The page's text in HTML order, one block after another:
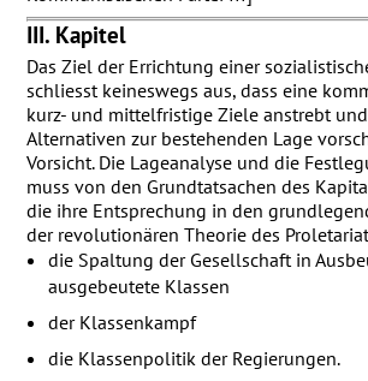
III. Kapitel
Das Ziel der Errichtung einer
schliesst keineswegs aus, dass eine
kurz- und mittelfristige Ziele anstrebt
Alternativen zur bestehenden Lage
Vorsicht. Die Lageanalyse und die
muss von den Grundtatsachen des
die ihre Entsprechung in den
der revolutionären Theorie des
die Spaltung der Gesellschaft in
ausgebeutete Klassen
der Klassenkampf
die Klassenpolitik der Regierungen.